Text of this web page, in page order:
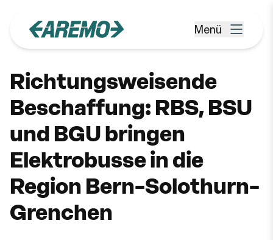
Menü öffnen
Menü
Richtungsweisende
Beschaffung: RBS, BSU
und BGU bringen
Elektrobusse in die
Region Bern–Solothurn–
Grenchen